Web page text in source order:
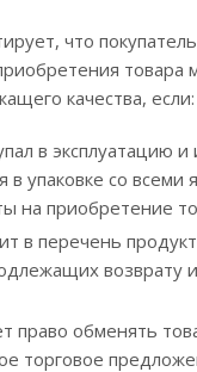
что
товара
качества, если:
в эксплуатацию
в упаковке со всеми
на приобретение
в перечень
возврату
право обменять
торговое